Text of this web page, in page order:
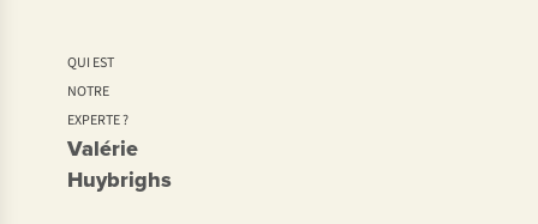
QUI EST
NOTRE
EXPERTE ?
Valérie
Huybrighs